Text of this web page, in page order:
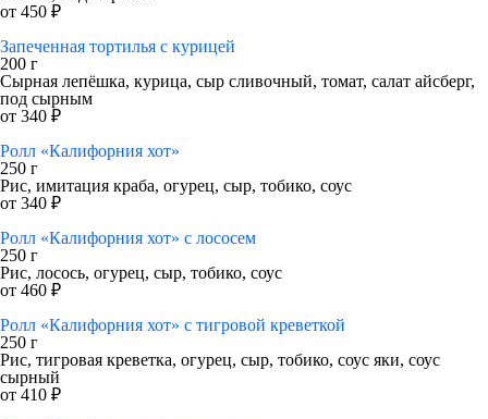
от 450 ₽
Запеченная тортилья с курицей
200 г
Сырная лепёшка, курица, сыр сливочный, томат, салат айсберг,
под сырным
от 340 ₽
Ролл «Калифорния хот»
250 г
Рис, имитация краба, огурец, сыр, тобико, соус
от 340 ₽
Ролл «Калифорния хот» с лососем
250 г
Рис, лосось, огурец, сыр, тобико, соус
от 460 ₽
Ролл «Калифорния хот» с тигровой креветкой
250 г
Рис, тигровая креветка, огурец, сыр, тобико, соус яки, соус
сырный
от 410 ₽